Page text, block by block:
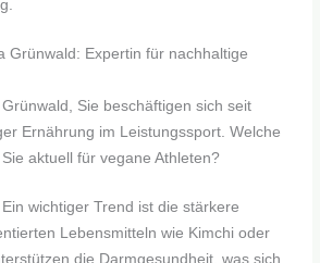
Grünwald: Expertin für nachhaltige
Sie beschäftigen sich seit
Ernährung im Leistungssport. Welche
aktuell für vegane Athleten?
Ein wichtiger Trend ist die stärkere
Lebensmitteln wie Kimchi oder
die Darmgesundheit, was sich